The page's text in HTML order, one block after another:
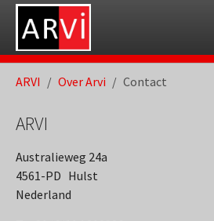
Skip to main navigation
Spring naar hoofd-inhoud
Skip to page footer
ARVI Over Arvi Contact
ARVI
Australieweg 24a
4561-PD Hulst
Nederland